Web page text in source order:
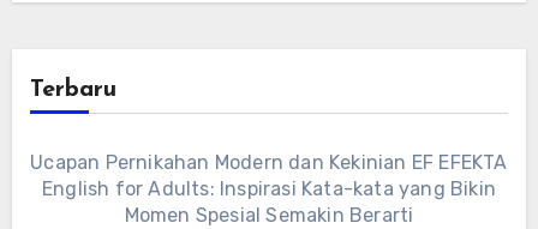
Terbaru
Ucapan Pernikahan Modern dan Kekinian EF EFEKTA
English for Adults: Inspirasi Kata-kata yang Bikin
Momen Spesial Semakin Berarti